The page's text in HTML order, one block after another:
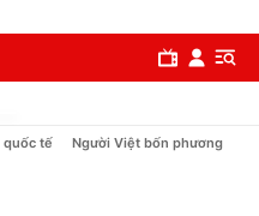
quốc tế Người Việt bốn phương